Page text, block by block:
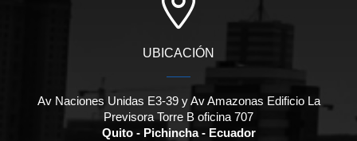
UBICACIÓN
Av Naciones Unidas E3-39 y Av Amazonas Edificio La
Previsora Torre B oficina 707
Quito - Pichincha - Ecuador